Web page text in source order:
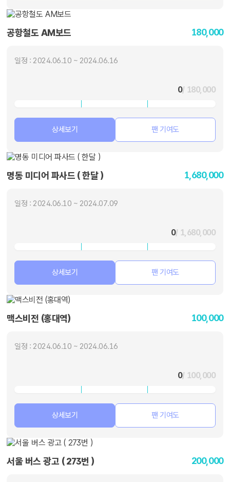
공항철도 AM보드 180,000
일정 : 2024.06.10 ~ 2024.06.16
0/ 180,000
상세보기 팬 기여도
명동 미디어 파사드 ( 한달 ) 1,680,000
일정 : 2024.06.10 ~ 2024.07.09
0/ 1,680,000
상세보기 팬 기여도
맥스비전 (홍대역) 100,000
일정 : 2024.06.10 ~ 2024.06.16
0/ 100,000
상세보기 팬 기여도
서울 버스 광고 ( 273번 ) 200,000